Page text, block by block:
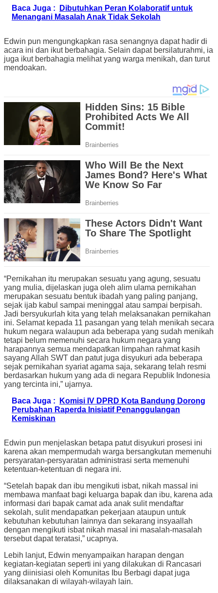
Baca Juga :
Dibutuhkan Peran Kolaboratif untuk
Menangani Masalah Anak Tidak Sekolah
Edwin pun mengungkapkan rasa senangnya dapat hadir di
acara ini dan ikut berbahagia. Selain dapat bersilaturahmi, ia
juga ikut berbahagia melihat yang warga menikah, dan turut
mendoakan.
“Pernikahan itu merupakan sesuatu yang agung, sesuatu
yang mulia, dijelaskan juga oleh alim ulama pernikahan
merupakan sesuatu bentuk ibadah yang paling panjang,
sejak ijab kabul sampai meninggal atau sampai berpisah.
Jadi bersyukurlah kita yang telah melaksanakan pernikahan
ini. Selamat kepada 11 pasangan yang telah menikah secara
hukum negara walaupun ada beberapa yang sudah menikah
tetapi belum memenuhi secara hukum negara yang
harapannya semua mendapatkan limpahan rahmat kasih
sayang Allah SWT dan patut juga disyukuri ada beberapa
sejak pernikahan syariat agama saja, sekarang telah resmi
berdasarkan hukum yang ada di negara Republik Indonesia
yang tercinta ini,” ujarnya.
Baca Juga :
Komisi IV DPRD Kota Bandung Dorong
Perubahan Raperda Inisiatif Penanggulangan
Kemiskinan
Edwin pun menjelaskan betapa patut disyukuri prosesi ini
karena akan mempermudah warga bersangkutan memenuhi
persyaratan-persyaratan administrasi serta memenuhi
ketentuan-ketentuan di negara ini.
“Setelah bapak dan ibu mengikuti isbat, nikah massal ini
membawa manfaat bagi keluarga bapak dan ibu, karena ada
informasi dari bapak camat ada anak sulit mendaftar
sekolah, sulit mendapatkan pekerjaan ataupun untuk
kebutuhan kebutuhan lainnya dan sekarang insyaallah
dengan mengikuti isbat nikah masal ini masalah-masalah
tersebut dapat teratasi,” ucapnya.
Lebih lanjut, Edwin menyampaikan harapan dengan
kegiatan-kegiatan seperti ini yang dilakukan di Rancasari
yang diinisiasi oleh Komunitas Ibu Berbagi dapat juga
dilaksanakan di wilayah-wilayah lain.